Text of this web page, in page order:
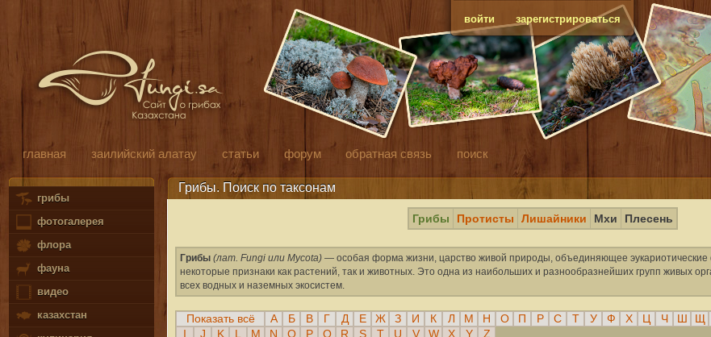
войти зарегистрироваться
главная заилийский алатау статьи форум обратная связь поиск
грибы
фотогалерея
флора
фауна
видео
казахстан
Грибы. Поиск по таксонам
Грибы Протисты Лишайники Мхи Плесень
Грибы (лат. Fungi или Mycota) — особая форма жизни, царство живой природы, объединяющее эукариотические
некоторые признаки как растений, так и животных. Это одна из наибольших и разнообразнейших групп живых
всех водных и наземных экосистем.
Показать всё А Б В Г Д Е Ж З И К Л М Н О П Р С Т У Ф Х Ч
J K M N O P Q R S T U V W X Y
Z